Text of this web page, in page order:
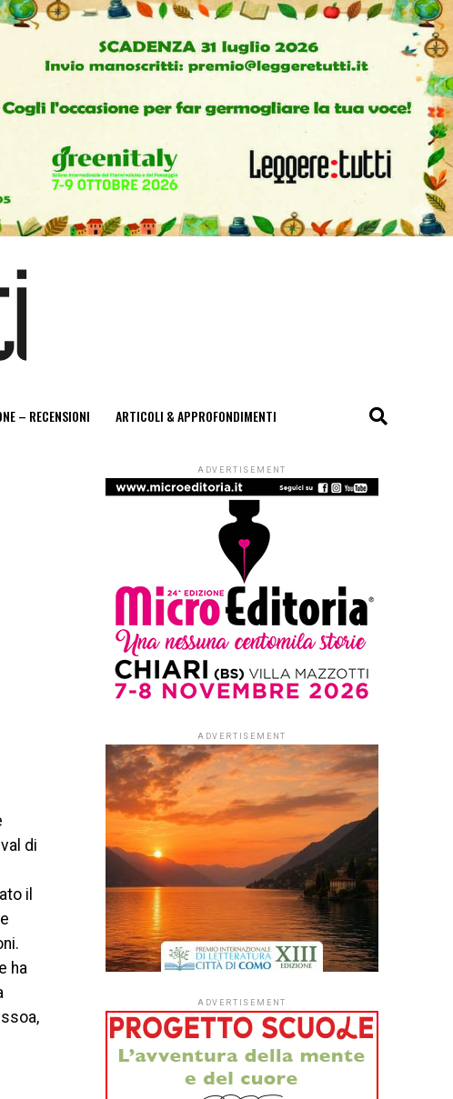
– RECENSIONI ARTICOLI & APPROFONDIMENTI
di
il
ha
ADVERTISEMENT
ADVERTISEMENT
ADVERTISEMENT